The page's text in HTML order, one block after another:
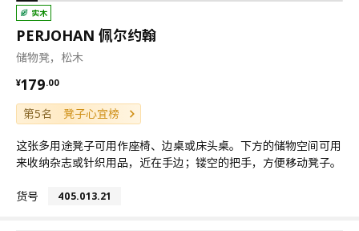
实木
PERJOHAN 佩尔约翰
储物凳，松木
¥179.00
¥ 179.00
第5名 凳子心宜榜
这张多用途凳子可用作座椅、边桌或床头桌。下方的储物空间可用
来收纳杂志或针织用品，近在手边；镂空的把手，方便移动凳子。
货号 405.013.21